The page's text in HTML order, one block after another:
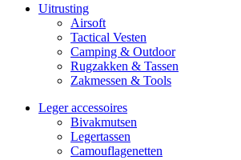
Uitrusting
Airsoft
Tactical Ves­ten
Camping & Outdoor
Rugzakken & Tassen
Zakmessen & Tools
Leger accessoires
Bivakmutsen
Legertassen
Camouflage­­netten